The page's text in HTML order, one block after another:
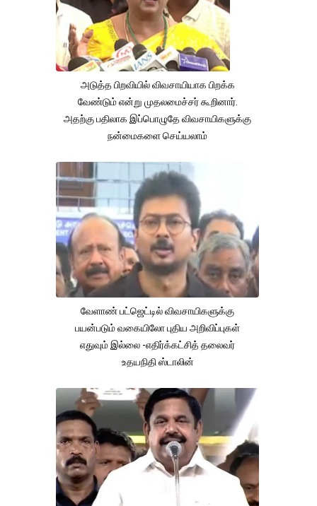
அடுத்த பிறவியில் விவசாயியாக பிறக்க
வேண்டும் என்று முதலமைச்சர் கூறினார்.
அதற்கு பதிலாக இப்பொழுதே விவசாயிகளுக்கு
நன்மைகளை செய்யலாம்
வேளாண் பட்ஜெட்டில் விவசாயிகளுக்கு
பயன்படும் வகையிலோ புதிய அறிவிப்புகள்
எதுவும் இல்லை -எதிர்க்கட்சித் தலைவர்
உதயநிதி ஸ்டாலின்